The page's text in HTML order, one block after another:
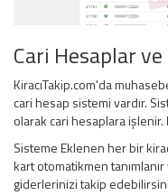
Cari Hesaplar
KiracıTakip.com'da
cari hesap sistemi vardır.
olarak cari hesaplara işlenir.
Sisteme Eklenen her bir
kart otomatikmen
giderlerinizi takip